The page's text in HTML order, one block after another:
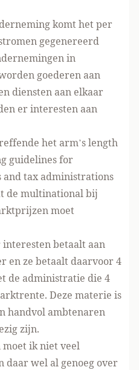
komt het per
gegenereerd
in
goederen aan
diensten aan elkaar
er interesten aan
het arm’s length
guidelines for
tax administrations
de multinational bij
moet
interesten betaalt aan
en ze betaalt daarvoor 4
de administratie die 4
Deze materie is
handvol ambtenaren
zijn.
ik niet veel
daar wel al genoeg over